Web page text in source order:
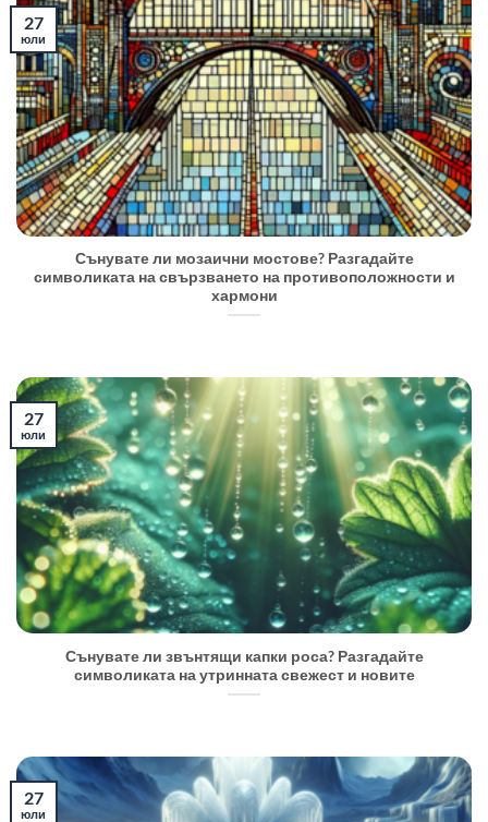
Сънувате ли мозаични мостове? Разгадайте
символиката на свързването на противоположности и
хармони
27
юли
Сънувате ли звънтящи капки роса? Разгадайте
символиката на утринната свежест и новите
27
юли
27
юли